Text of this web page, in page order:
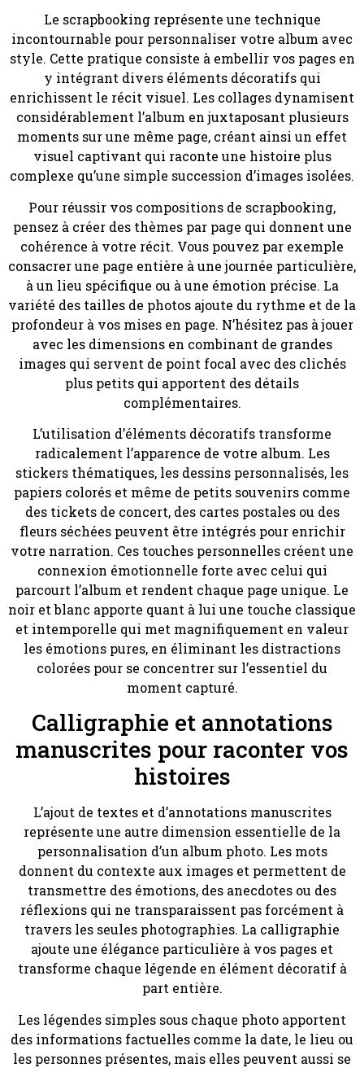
Le scrapbooking représente une technique
incontournable pour personnaliser votre album avec
style. Cette pratique consiste à embellir vos pages en
y intégrant divers éléments décoratifs qui
enrichissent le récit visuel. Les collages dynamisent
considérablement l’album en juxtaposant plusieurs
moments sur une même page, créant ainsi un effet
visuel captivant qui raconte une histoire plus
complexe qu’une simple succession d’images isolées.
Pour réussir vos compositions de scrapbooking,
pensez à créer des thèmes par page qui donnent une
cohérence à votre récit. Vous pouvez par exemple
consacrer une page entière à une journée particulière,
à un lieu spécifique ou à une émotion précise. La
variété des tailles de photos ajoute du rythme et de la
profondeur à vos mises en page. N’hésitez pas à jouer
avec les dimensions en combinant de grandes
images qui servent de point focal avec des clichés
plus petits qui apportent des détails
complémentaires.
L’utilisation d’éléments décoratifs transforme
radicalement l’apparence de votre album. Les
stickers thématiques, les dessins personnalisés, les
papiers colorés et même de petits souvenirs comme
des tickets de concert, des cartes postales ou des
fleurs séchées peuvent être intégrés pour enrichir
votre narration. Ces touches personnelles créent une
connexion émotionnelle forte avec celui qui
parcourt l’album et rendent chaque page unique. Le
noir et blanc apporte quant à lui une touche classique
et intemporelle qui met magnifiquement en valeur
les émotions pures, en éliminant les distractions
colorées pour se concentrer sur l’essentiel du
moment capturé.
Calligraphie et annotations
manuscrites pour raconter vos
histoires
L’ajout de textes et d’annotations manuscrites
représente une autre dimension essentielle de la
personnalisation d’un album photo. Les mots
donnent du contexte aux images et permettent de
transmettre des émotions, des anecdotes ou des
réflexions qui ne transparaissent pas forcément à
travers les seules photographies. La calligraphie
ajoute une élégance particulière à vos pages et
transforme chaque légende en élément décoratif à
part entière.
Les légendes simples sous chaque photo apportent
des informations factuelles comme la date, le lieu ou
les personnes présentes, mais elles peuvent aussi se